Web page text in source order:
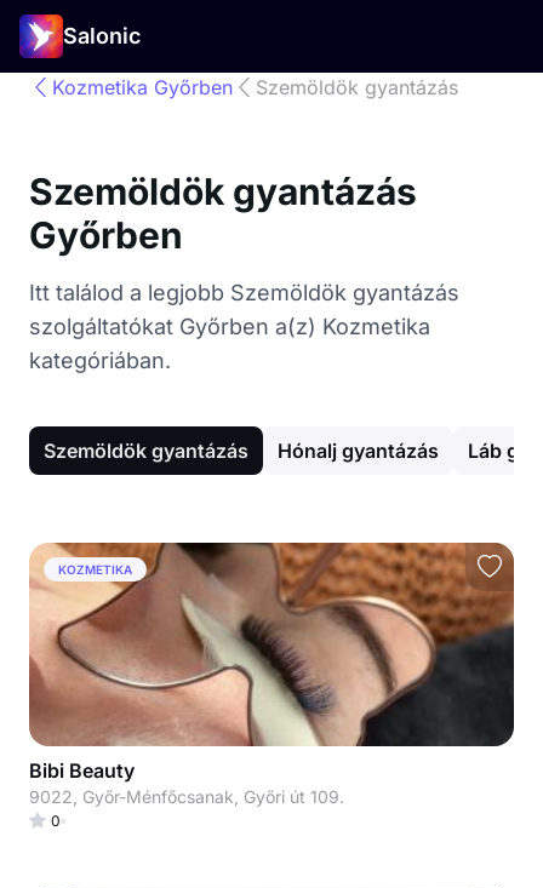
Salonic
Kozmetika Győrben Szemöldök gyantázás
Szemöldök gyantázás
Győrben
Itt találod a legjobb Szemöldök gyantázás
szolgáltatókat Győrben a(z) Kozmetika
kategóriában.
Szemöldök gyantázás Hónalj gyantázás Láb
KOZMETIKA
Bibi Beauty
9022, Győr-Ménfőcsanak, Győri út 109.
0